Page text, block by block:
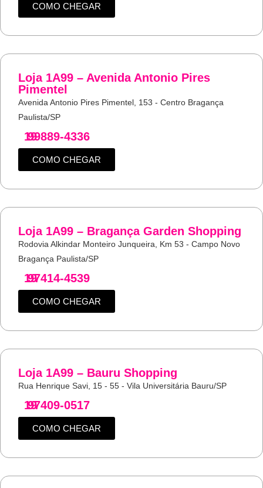
COMO CHEGAR
Loja 1A99 – Avenida Antonio Pires
Pimentel
Avenida Antonio Pires Pimentel, 153 - Centro Bragança
Paulista/SP
19
99889-4336
COMO CHEGAR
Loja 1A99 – Bragança Garden Shopping
Rodovia Alkindar Monteiro Junqueira, Km 53 - Campo Novo
Bragança Paulista/SP
19
97414-4539
COMO CHEGAR
Loja 1A99 – Bauru Shopping
Rua Henrique Savi, 15 - 55 - Vila Universitária Bauru/SP
19
97409-0517
COMO CHEGAR